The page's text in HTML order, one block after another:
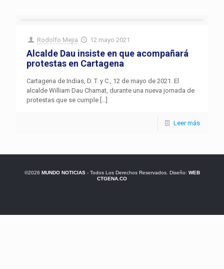
Rodolfo Mejia 12 mayo 2021
Alcalde Dau insiste en que acompañará
protestas en Cartagena
Cartagena de Indias, D. T. y C., 12 de mayo de 2021. El
alcalde William Dau Chamat, durante una nueva jornada de
protestas que se cumple […]
Leer más
©2026 MUNDO NOTICIAS- Todos Los Derechos Reservados. Diseño: WEB
CTGENA.CO